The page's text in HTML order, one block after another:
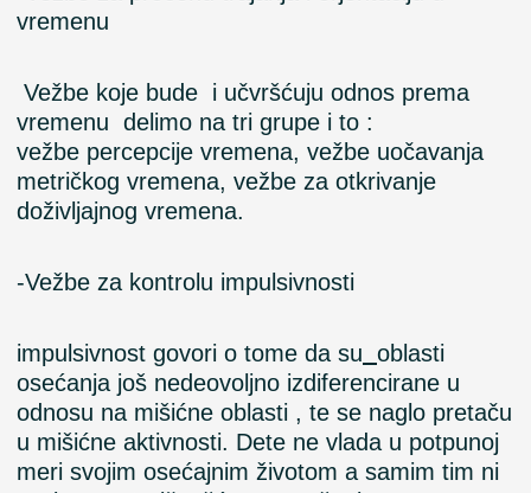
vremenu
Vežbe koje bude i učvršćuju odnos prema
vremenu delimo na tri grupe i to :
vežbe percepcije vremena, vežbe uočavanja
metričkog vremena, vežbe za otkrivanje
doživljajnog vremena.
-Vežbe za kontrolu impulsivnosti
impulsivnost govori o tome da su oblasti
osećanja još nedeovoljno izdiferencirane u
odnosu na mišićne oblasti , te se naglo pretaču
u mišićne aktivnosti. Dete ne vlada u potpunoj
meri svojim osećajnim životom a samim tim ni